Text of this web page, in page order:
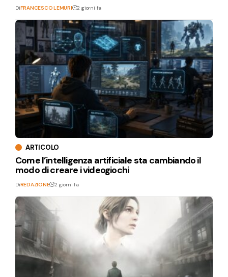
DiFRANCESCO LEMURI 2 giorni fa
ARTICOLO
Come l’intelligenza artificiale sta cambiando il
modo di creare i videogiochi
DiREDAZIONE 2 giorni fa